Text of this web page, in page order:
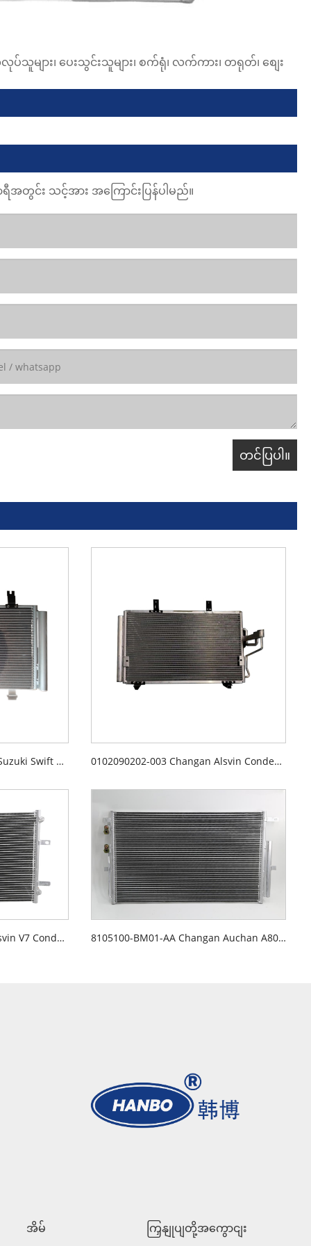
လုပ်သူများ၊ ပေးသွင်းသူများ၊ စက်ရုံ၊ လက်ကား၊ တရုတ်၊ စျေး
ရီအတွင်း သင့်အား အကြောင်းပြန်ပါမည်။
95310-77J00-000 Changan Suzuki Swift Condenser 0102090202-003 Changan Alsvin Condenser
8105100-BN01 Changan Alsvin V7 Condenser 8105100-BM01-AA Changan Auchan A800 Condenser
အိမ် ကြှနျုပျတို့အကွောငျး